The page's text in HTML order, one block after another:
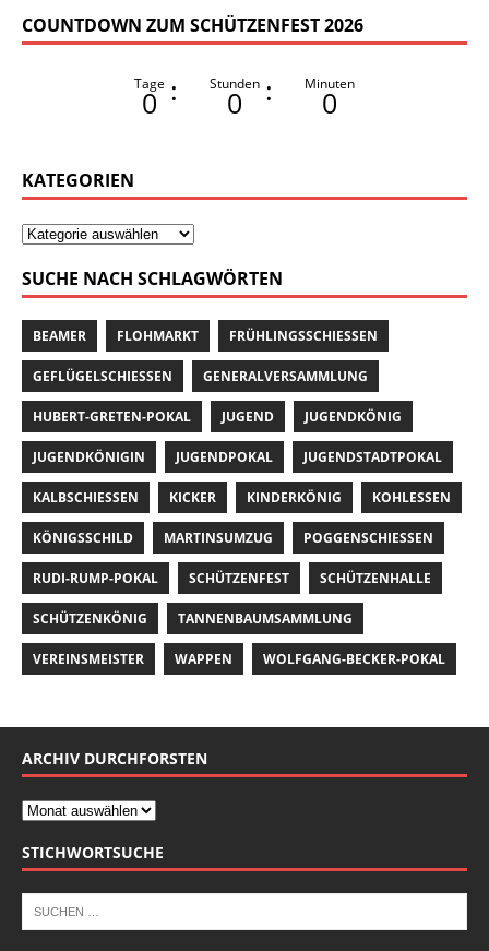
COUNTDOWN ZUM SCHÜTZENFEST 2026
Tage
0 : Stunden
0 : Minuten
0
KATEGORIEN
SUCHE NACH SCHLAGWÖRTEN
BEAMER FLOHMARKT FRÜHLINGSSCHIESSEN
GEFLÜGELSCHIESSEN GENERALVERSAMMLUNG
HUBERT-GRETEN-POKAL JUGEND JUGENDKÖNIG
JUGENDKÖNIGIN JUGENDPOKAL JUGENDSTADTPOKAL
KALBSCHIESSEN KICKER KINDERKÖNIG KOHLESSEN
KÖNIGSSCHILD MARTINSUMZUG POGGENSCHIESSEN
RUDI-RUMP-POKAL SCHÜTZENFEST SCHÜTZENHALLE
SCHÜTZENKÖNIG TANNENBAUMSAMMLUNG
VEREINSMEISTER WAPPEN WOLFGANG-BECKER-POKAL
ARCHIV DURCHFORSTEN
STICHWORTSUCHE